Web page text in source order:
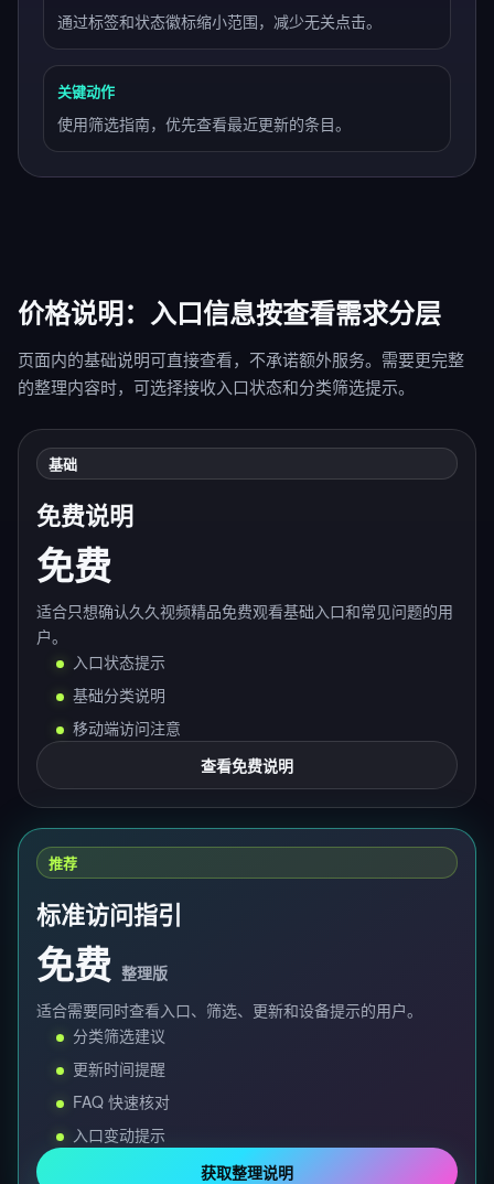
通过标签和状态徽标缩小范围，减少无关点击。
关键动作
使用筛选指南，优先查看最近更新的条目。
价格说明：入口信息按查看需求分层
页面内的基础说明可直接查看，不承诺额外服务。需要更完整
的整理内容时，可选择接收入口状态和分类筛选提示。
基础
免费说明
免费
适合只想确认久久视频精品免费观看基础入口和常见问题的用
户。
入口状态提示
基础分类说明
移动端访问注意
查看免费说明
推荐
标准访问指引
免费 整理版
适合需要同时查看入口、筛选、更新和设备提示的用户。
分类筛选建议
更新时间提醒
FAQ 快速核对
入口变动提示
获取整理说明